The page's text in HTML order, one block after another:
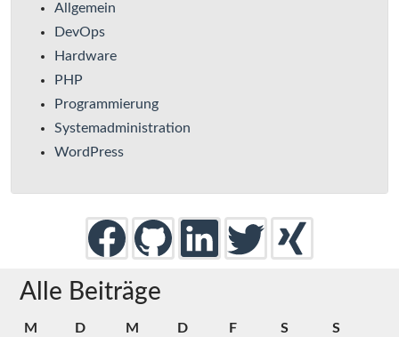
Allgemein
DevOps
Hardware
PHP
Programmierung
Systemadministration
WordPress
Alle Beiträge
M D M D F S S